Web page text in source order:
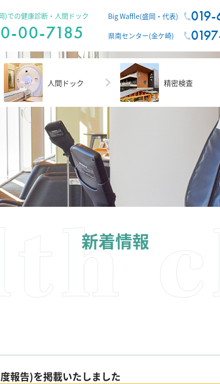
)での健康診断・人間ドック
00-7185
Big Waffle(盛岡・代表)
県南センター(金ケ崎)
人間ドック 精密検査
新着情報
報告)を掲載いたしました